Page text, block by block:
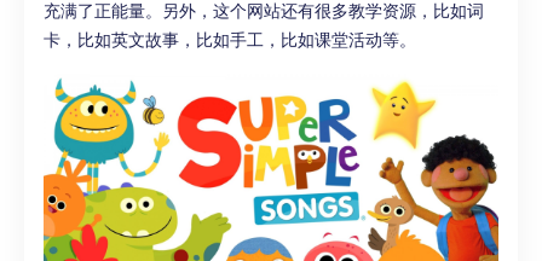
充满了正能量。另外，这个网站还有很多教学资源，比如词
卡，比如英文故事，比如手工，比如课堂活动等。